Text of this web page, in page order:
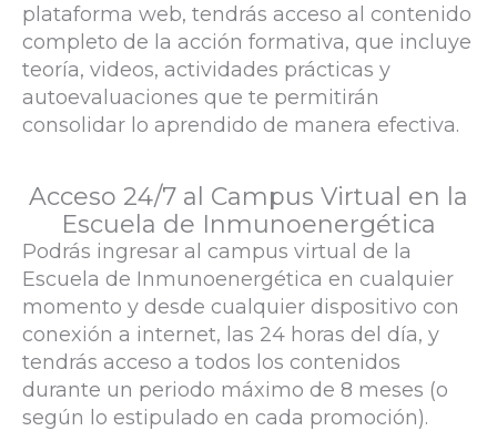
plataforma web, tendrás acceso al contenido
completo de la acción formativa, que incluye
teoría, videos, actividades prácticas y
autoevaluaciones que te permitirán
consolidar lo aprendido de manera efectiva.
Acceso 24/7 al Campus Virtual en la
Escuela de Inmunoenergética
Podrás ingresar al campus virtual de la
Escuela de Inmunoenergética en cualquier
momento y desde cualquier dispositivo con
conexión a internet, las 24 horas del día, y
tendrás acceso a todos los contenidos
durante un periodo máximo de 8 meses (o
según lo estipulado en cada promoción).